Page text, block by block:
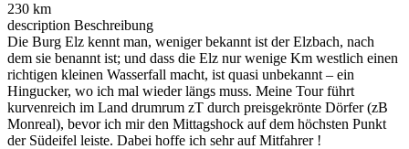
230 km
description Beschreibung
Die Burg Elz kennt man, weniger bekannt ist der Elzbach, nach
dem sie benannt ist; und dass die Elz nur wenige Km westlich einen
richtigen kleinen Wasserfall macht, ist quasi unbekannt – ein
Hingucker, wo ich mal wieder längs muss. Meine Tour führt
kurvenreich im Land drumrum zT durch preisgekrönte Dörfer (zB
Monreal), bevor ich mir den Mittagshock auf dem höchsten Punkt
der Südeifel leiste. Dabei hoffe ich sehr auf Mitfahrer !